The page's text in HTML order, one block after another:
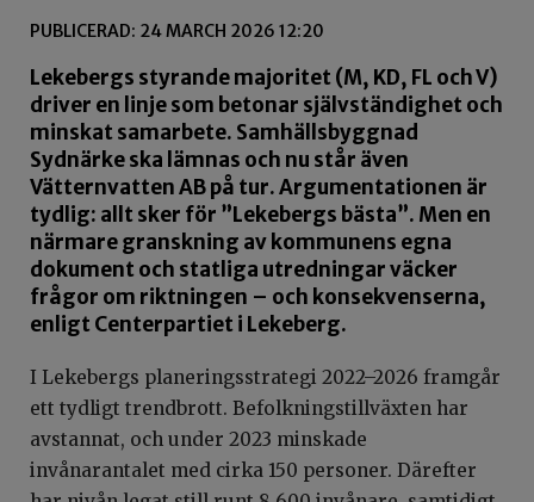
PUBLICERAD: 24 MARCH 2026 12:20
Lekebergs styrande majoritet (M, KD, FL och V)
driver en linje som betonar självständighet och
minskat samarbete. Samhällsbyggnad
Sydnärke ska lämnas och nu står även
Vätternvatten AB på tur. Argumentationen är
tydlig: allt sker för ”Lekebergs bästa”. Men en
närmare granskning av kommunens egna
dokument och statliga utredningar väcker
frågor om riktningen – och konsekvenserna,
enligt Centerpartiet i Lekeberg.
I Lekebergs planeringsstrategi 2022–2026 framgår
ett tydligt trendbrott. Befolkningstillväxten har
avstannat, och under 2023 minskade
invånarantalet med cirka 150 personer. Därefter